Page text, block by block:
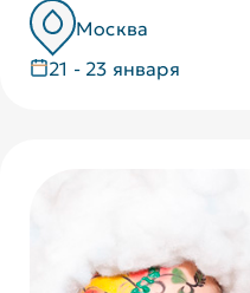
Москва
21 - 23 января